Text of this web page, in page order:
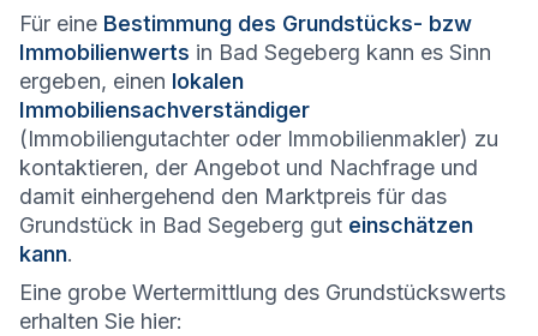
Für eine Bestimmung des Grundstücks- bzw
Immobilienwerts in Bad Segeberg kann es Sinn
ergeben, einen lokalen
Immobiliensachverständiger
(Immobiliengutachter oder Immobilienmakler) zu
kontaktieren, der Angebot und Nachfrage und
damit einhergehend den Marktpreis für das
Grundstück in Bad Segeberg gut einschätzen
kann.
Eine grobe Wertermittlung des Grundstückswerts
erhalten Sie hier: